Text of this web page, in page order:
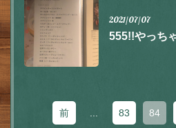
2021/07/07
555!!やっち
前 83 84